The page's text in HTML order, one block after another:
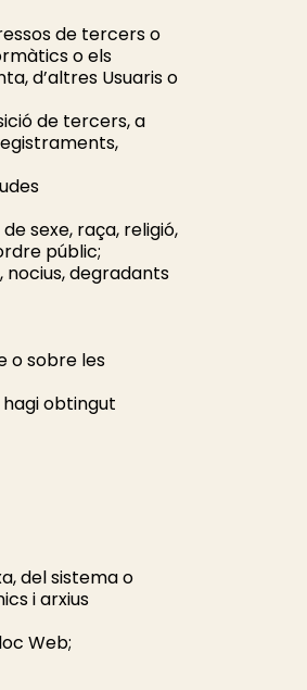
de tercers o
o els
d’altres Usuaris o
de tercers, a
sexe, raça, religió,
públic;
nocius, degradants
o sobre les
obtingut
del sistema o
i arxius
Web;